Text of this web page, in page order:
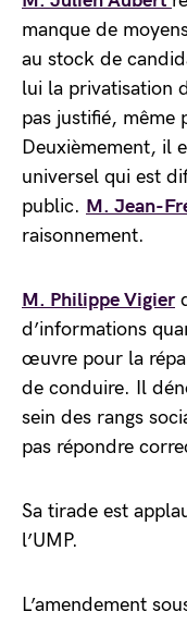
manque de
au stock de
lui la privatisation
pas justifié, même
Deuxièmement, il
universel qui est
public. M. Jean-
raisonnement.
M. Philippe Vigier
d’informations
œuvre pour la
de conduire. Il
sein des rangs
pas répondre
Sa tirade est
l’UMP.
L’amendement